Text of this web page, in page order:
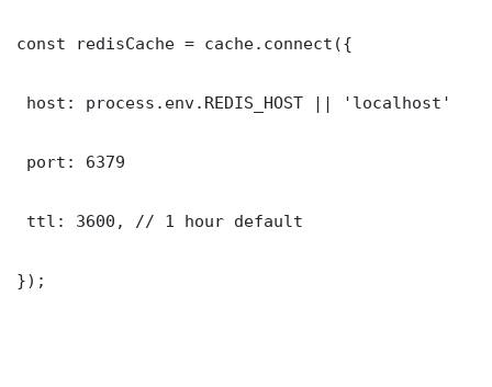
const redisCache = cache.connect({
host: process.env.REDIS_HOST || 'localhost'
port: 6379
ttl: 3600, // 1 hour default
});